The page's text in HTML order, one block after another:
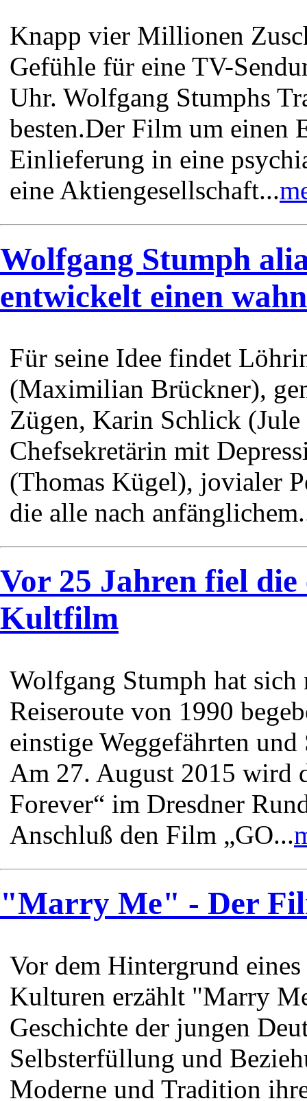
Knapp vier Millionen
Gefühle für eine TV-
Uhr. Wolfgang Stumphs
besten.Der Film um einen
Einlieferung in eine
eine Aktiengesellschaft...
Wolfgang Stumph
entwickelt einen
Für seine Idee findet
(Maximilian Brückner),
Zügen, Karin Schlick
Chefsekretärin mit
(Thomas Kügel), jovialer
die alle nach
Vor 25 Jahren fiel
Kultfilm
Wolfgang Stumph hat
Reiseroute von 1990
einstige Weggefährten
Am 27. August 2015 wird
Forever“ im Dresdner
Anschluß den Film „GO...
"Marry Me" - Der
Vor dem Hintergrund
Kulturen erzählt "Marry
Geschichte der jungen
Selbsterfüllung und
Moderne und Tradition